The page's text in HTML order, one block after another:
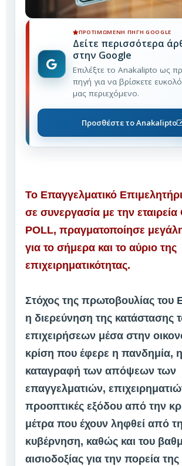
ΠΡΟΤΙΜΏΜΕΝΗ ΠΗΓΉ GOOGLE
Δείτε περισσότερα
στην Google
Επιλέξτε το Anakalipto ως
πηγή για να βρίσκετε
μας περιεχόμενο.
Προσθέστε το Anakalipto
Το Επαγγελματικό
σε συνεργασία με την εταιρεία
POLL, πραγματοποίησε
για το σήμερα και το αύριο της
επιχειρηματικότητας.
Στόχος της πρωτοβουλίας του
η διερεύνηση της κατάστασης
επιχειρήσεων μέσα στην
κρίση που έφερε η πανδημία, η
καταγραφή των απόψεων των
επαγγελματιών,
προοπτικές εξόδου από την
μέτρα που έχουν ληφθεί από
κυβέρνηση, καθώς και του
αισιοδοξίας για την πορεία